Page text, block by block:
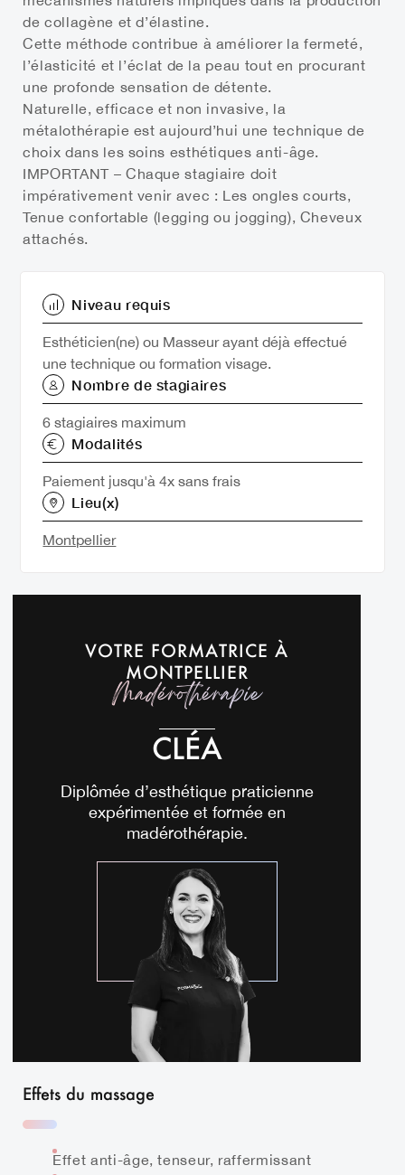
de collagène et d’élastine.
Cette méthode contribue à améliorer la fermeté,
l’élasticité et l’éclat de la peau tout en procurant
une profonde sensation de détente.
Naturelle, efficace et non invasive, la
métalothérapie est aujourd’hui une technique de
choix dans les soins esthétiques anti-âge.
IMPORTANT – Chaque stagiaire doit
impérativement venir avec : Les ongles courts,
Tenue confortable (legging ou jogging), Cheveux
attachés.
Niveau requis
Esthéticien(ne) ou Masseur ayant déjà effectué
une technique ou formation visage.
Nombre de stagiaires
6 stagiaires maximum
Modalités
Paiement jusqu'à 4x sans frais
Lieu(x)
Montpellier
VOTRE FORMATRICE À
MONTPELLIER
Madérothérapie
CLÉA
Diplômée d’esthétique praticienne
expérimentée et formée en
madérothérapie.
Effets du massage
Effet anti-âge, tenseur, raffermissant